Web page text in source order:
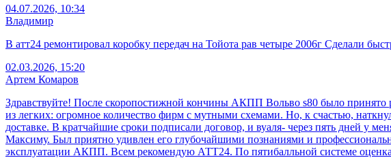
04.07.2026, 10:34
Владимир
В атт24 ремонтировал коробку передач на Тойота рав четыре 2006г Сделали
02.03.2026, 15:20
Артем Комаров
Здравствуйте! После скоропостижной кончины АКПП Вольво s80 было принято
из легких: огромное количество фирм с мутными схемами. Но, к счастью,
доставке. В кратчайшие сроки подписали договор, и вуаля- через пять дней у
Максиму. Был приятно удивлен его глубочайшими познаниями и
эксплуатации АКПП. Всем рекомендую АТТ24. По пятибалльной системе